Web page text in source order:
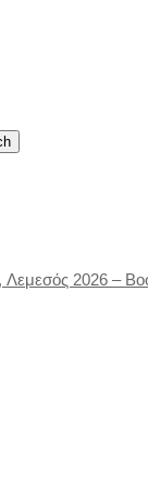
2026 –